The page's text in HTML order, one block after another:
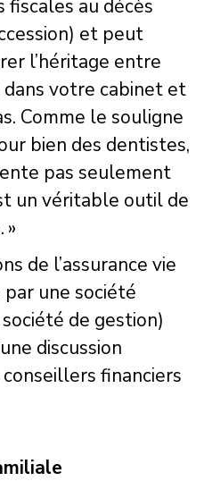
au décès
et peut
l’héritage entre
votre cabinet et
Comme le souligne
bien des dentistes,
pas seulement
un véritable outil de
»
de l’assurance vie
une société
de gestion)
discussion
financiers